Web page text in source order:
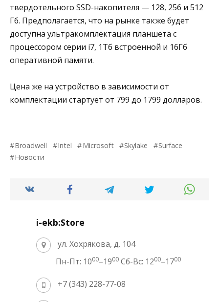
твердотельного SSD-накопителя — 128, 256 и 512
Гб. Предполагается, что на рынке также будет
доступна ультракомплектация планшета с
процессором серии i7, 1Тб встроенной и 16Гб
оперативной памяти.
Цена же на устройство в зависимости от
комплектации стартует от 799 до 1799 долларов.
Broadwell Intel Microsoft Skylake
Surface
Новости
i-ekb:Store
ул. Хохрякова, д. 104
Пн-Пт: 1000–1900 Сб-Вс: 1200–1700
+7 (343) 228-77-08